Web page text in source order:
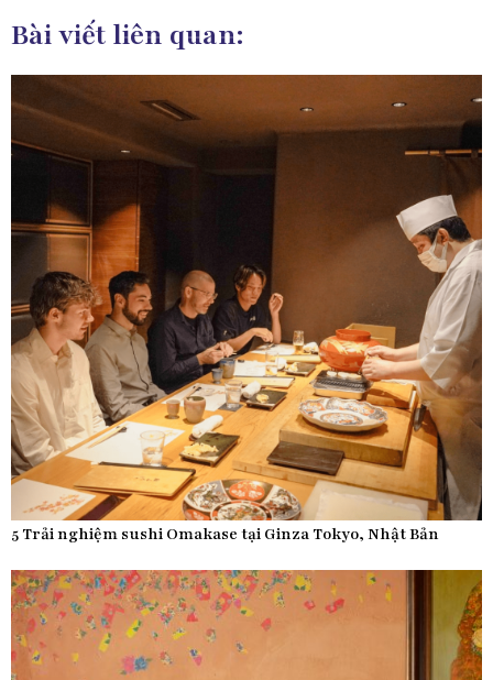
Bài viết liên quan:
5 Trải nghiệm sushi Omakase tại Ginza Tokyo, Nhật Bản